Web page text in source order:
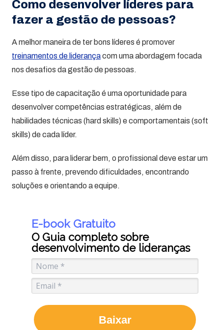
Como desenvolver líderes para
fazer a gestão de pessoas?
A melhor maneira de ter bons líderes é promover
treinamentos de liderançacom uma abordagem focada
nos desafios da gestão de pessoas.
Esse tipo de capacitação é uma oportunidade para
desenvolver competências estratégicas, além de
habilidades técnicas (hard skills) e comportamentais (soft
skills) de cada líder.
Além disso, para liderar bem, o profissional deve estar um
passo à frente, prevendo dificuldades, encontrando
soluções e orientando a equipe.
E-book Gratuito
O Guia completo sobre
desenvolvimento de lideranças
Baixar